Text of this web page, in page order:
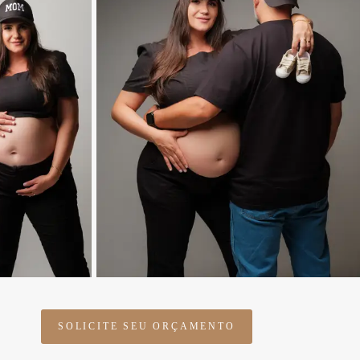
SOLICITE SEU ORÇAMENTO